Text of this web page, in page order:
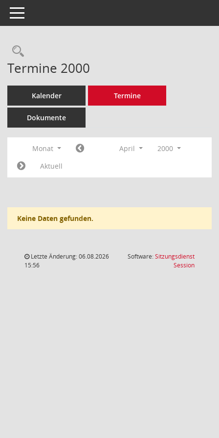
Toggle navigation
Rechercheauswahl
Termine 2000
Kalender Termine
Dokumente
Monat April
2000
Aktuell
Keine Daten gefunden.
Letzte Änderung: 06.08.2026
15:56
Software:Sitzungsdienst
Session(Wird in